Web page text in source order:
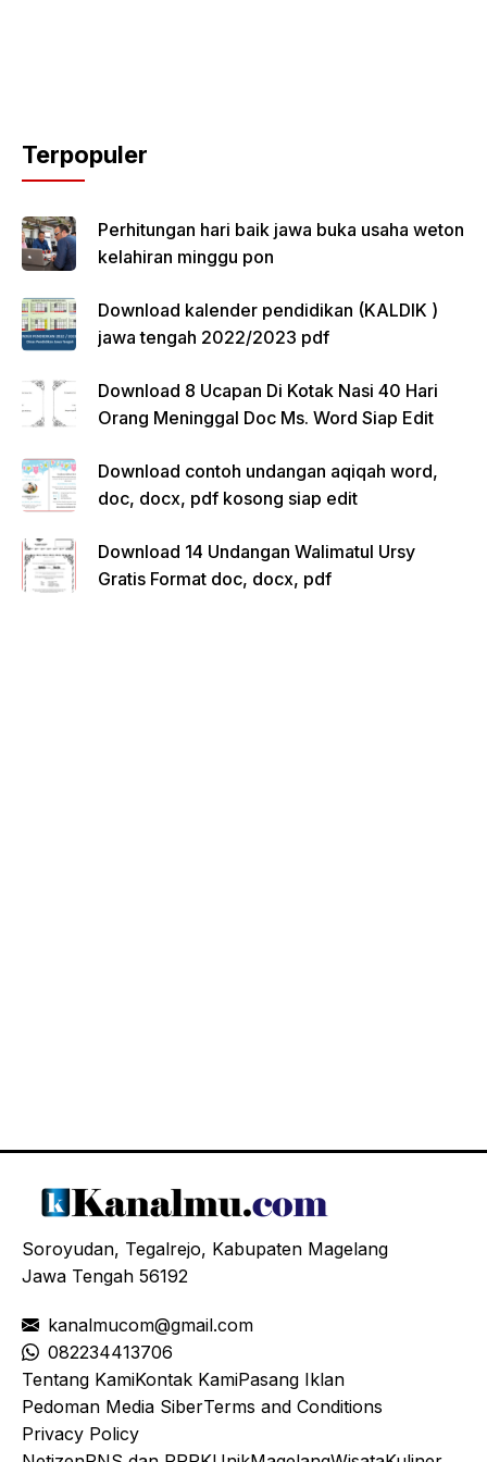
Terpopuler
Perhitungan hari baik jawa buka usaha weton
kelahiran minggu pon
Download kalender pendidikan (KALDIK )
jawa tengah 2022/2023 pdf
Download 8 Ucapan Di Kotak Nasi 40 Hari
Orang Meninggal Doc Ms. Word Siap Edit
Download contoh undangan aqiqah word,
doc, docx, pdf kosong siap edit
Download 14 Undangan Walimatul Ursy
Gratis Format doc, docx, pdf
Soroyudan, Tegalrejo, Kabupaten Magelang
Jawa Tengah 56192
kanalmucom@gmail.com
082234413706
Tentang KamiKontak KamiPasang Iklan
Pedoman Media SiberTerms and Conditions
Privacy Policy